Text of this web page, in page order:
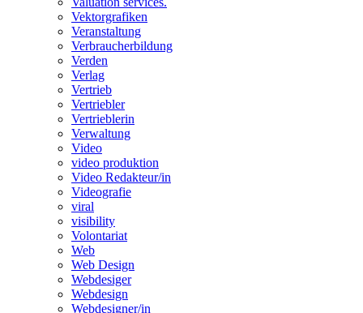
Vektorgrafiken
Veranstaltung
Verbraucherbildung
Verden
Verlag
Vertrieb
Vertriebler
Vertrieblerin
Verwaltung
Video
video produktion
Video Redakteur/in
Videografie
viral
visibility
Volontariat
Web
Web Design
Webdesiger
Webdesign
Webdesigner/in